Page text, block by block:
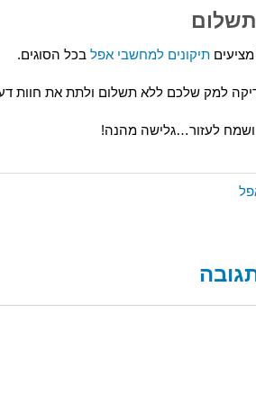
תיקונים למחשבי אפל בכל הסוגים.
למק שלכם ללא תשלום ולתת את חוות
ושמח לעזור…גלישה מהנה!